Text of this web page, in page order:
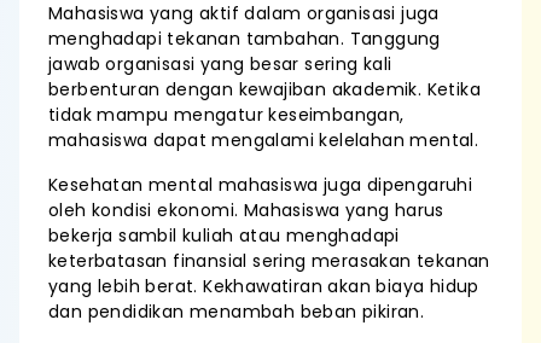
Mahasiswa yang aktif dalam organisasi juga
menghadapi tekanan tambahan. Tanggung
jawab organisasi yang besar sering kali
berbenturan dengan kewajiban akademik. Ketika
tidak mampu mengatur keseimbangan,
mahasiswa dapat mengalami kelelahan mental.
Kesehatan mental mahasiswa juga dipengaruhi
oleh kondisi ekonomi. Mahasiswa yang harus
bekerja sambil kuliah atau menghadapi
keterbatasan finansial sering merasakan tekanan
yang lebih berat. Kekhawatiran akan biaya hidup
dan pendidikan menambah beban pikiran.